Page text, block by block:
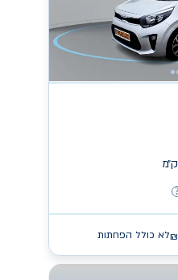
ק״מ
₪לא כולל הפחתות